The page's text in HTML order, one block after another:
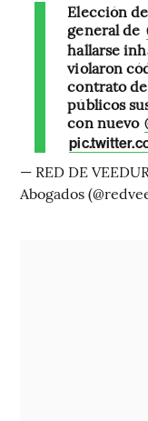
Elección
general de
hallarse
violaron
contrato
públicos
con nuevo
— RED DE
Abogados